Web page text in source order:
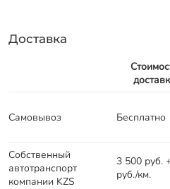
Доставка
Самовывоз Бесплатно
Собственный
автотранспорт
компании KZS
3 500 руб.
руб./км.